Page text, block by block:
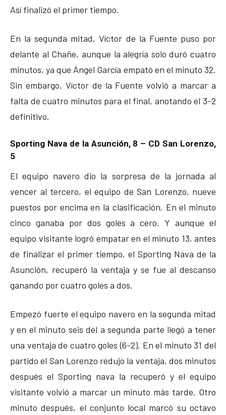
Así finalizó el primer tiempo.
En la segunda mitad, Víctor de la Fuente puso por
delante al Chañe, aunque la alegría solo duró cuatro
minutos, ya que Ángel García empató en el minuto 32.
Sin embargo, Víctor de la Fuente volvió a marcar a
falta de cuatro minutos para el final, anotando el 3-2
definitivo.
Sporting Nava de la Asunción, 8 – CD San Lorenzo,
5
El equipo navero dio la sorpresa de la jornada al
vencer al tercero, el equipo de San Lorenzo, nueve
puestos por encima en la clasificación. En el minuto
cinco ganaba por dos goles a cero. Y aunque el
equipo visitante logró empatar en el minuto 13, antes
de finalizar el primer tiempo, el Sporting Nava de la
Asunción, recuperó la ventaja y se fue al descanso
ganando por cuatro goles a dos.
Empezó fuerte el equipo navero en la segunda mitad
y en el minuto seis del a segunda parte llegó a tener
una ventaja de cuatro goles (6-2). En el minuto 31 del
partido el San Lorenzo redujo la ventaja, dos minutos
después el Sporting nava la recuperó y el equipo
visitante volvió a marcar un minuto más tarde. Otro
minuto después, el conjunto local marcó su octavo